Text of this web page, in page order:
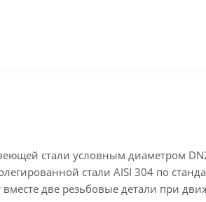
стали условным диаметром
стали AISI 304 по
две резьбовые детали при